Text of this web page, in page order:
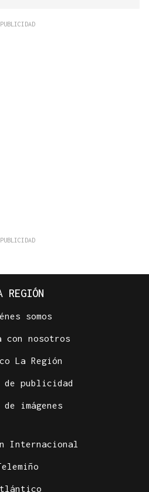
REGIÓN
somos
con nosotros
La Región
publicidad
de imágenes
Internacional